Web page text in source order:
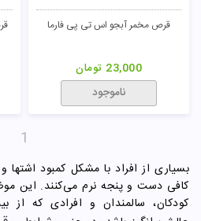
قرص مخمر آبجو اس تی پی فارما
23,000 تومان
ناموجود
1
بسیاری از افراد با مشکل کمبود اشتها
کافی دست و پنجه نرم می‌کنند. این
کودکان، سالمندان و افرادی که از